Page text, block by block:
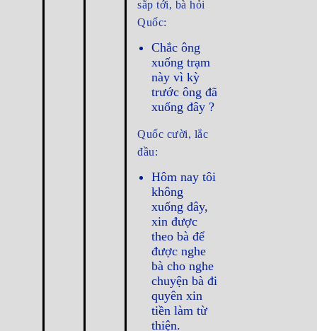
sắp tới, bà hỏi
Quốc:
Chắc ông
xuống trạm
này vì kỳ
trước ông đã
xuống đây ?
Quốc cười, lắc
đầu:
Hôm nay tôi
không
xuống đây,
xin được
theo bà để
được nghe
bà cho nghe
chuyện bà đi
quyên xin
tiền làm từ
thiện.